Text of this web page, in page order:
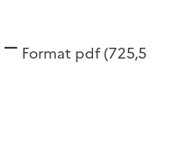
Format pdf(725,5